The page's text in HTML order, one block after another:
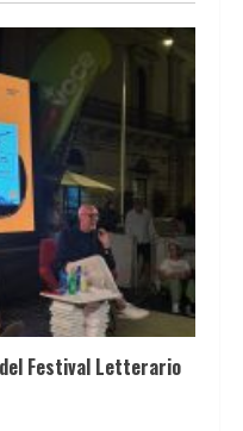
Festival Letterario